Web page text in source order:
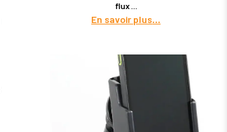
flux
En savoir plus